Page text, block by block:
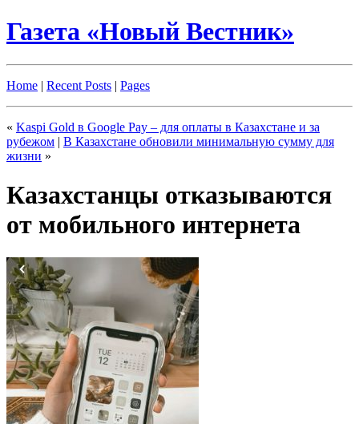
Газета «Новый Вестник»
Home | Recent Posts | Pages
« Kaspi Gold в Google Pay – для оплаты в Казахстане и за
рубежом | В Казахстане обновили минимальную сумму для
жизни »
Казахстанцы отказываются
от мобильного интернета